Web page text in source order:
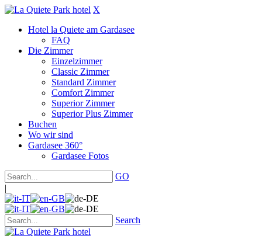
X
Hotel la Quiete am Gardasee
FAQ
Die Zimmer
Einzelzimmer
Classic Zimmer
Standard Zimmer
Comfort Zimmer
Superior Zimmer
Superior Plus Zimmer
Buchen
Wo wir sind
Gardasee 360°
Gardasee Fotos
GO
|
Search